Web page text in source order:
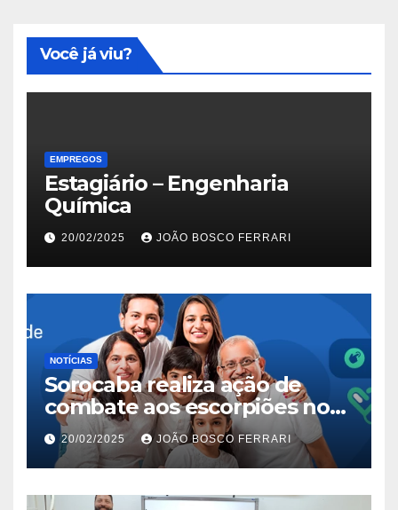
Você já viu?
EMPREGOS
Estagiário – Engenharia
Química
20/02/2025 JOÃO BOSCO FERRARI
NOTÍCIAS
Sorocaba realiza ação de
combate aos escorpiões no
Jardim São Carlos
20/02/2025 JOÃO BOSCO FERRARI